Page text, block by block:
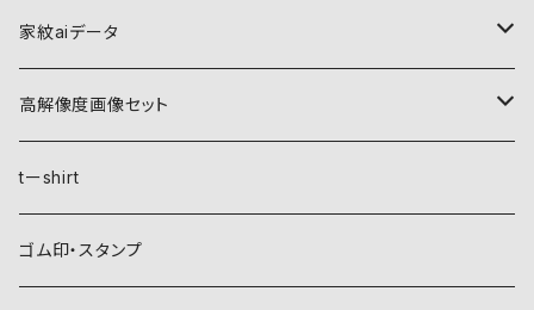
家紋aiデータ
自然紋
稲妻
霞
植物紋
葵
動物紋
高解像度画像セット
自然紋
稲妻
植物紋
tーshirt
ゴム印・スタンプ